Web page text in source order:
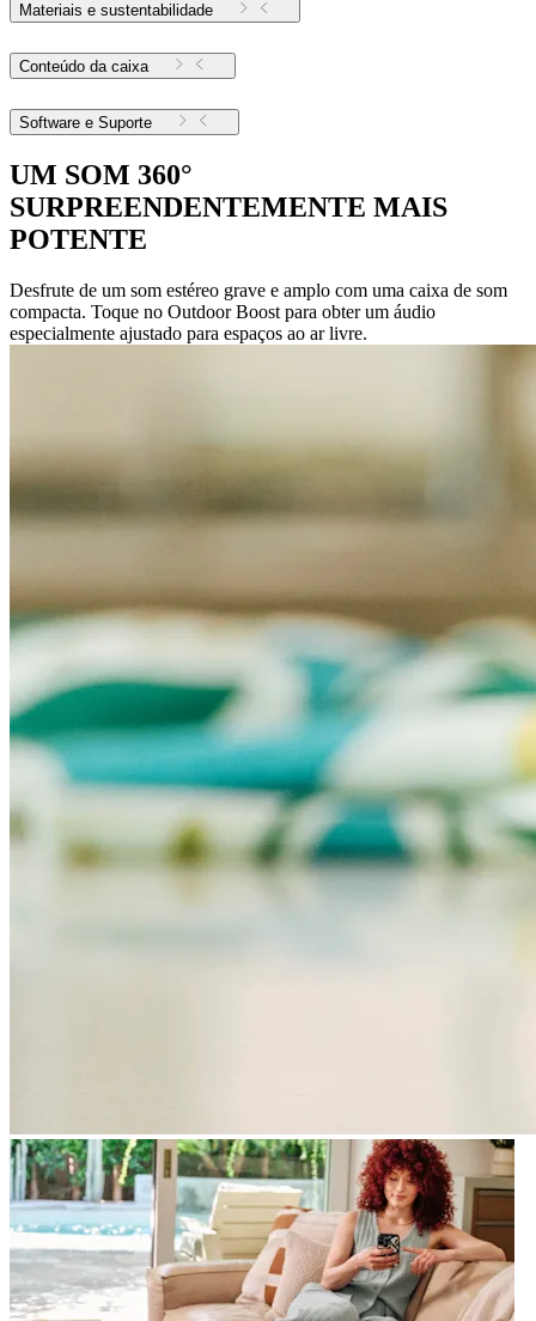
Materiais e sustentabilidade
Conteúdo da caixa
Software e Suporte
UM SOM 360°
SURPREENDENTEMENTE MAIS
POTENTE
Desfrute de um som estéreo grave e amplo com uma caixa de som
compacta. Toque no Outdoor Boost para obter um áudio
especialmente ajustado para espaços ao ar livre.